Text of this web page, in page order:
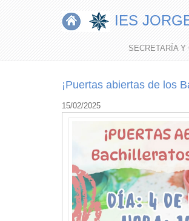
IES
MI
MENÚ
SECRETARÍA Y
¡Puertas abiertas de los
15/02/2025